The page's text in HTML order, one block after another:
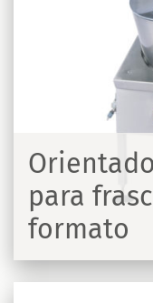
para
formato